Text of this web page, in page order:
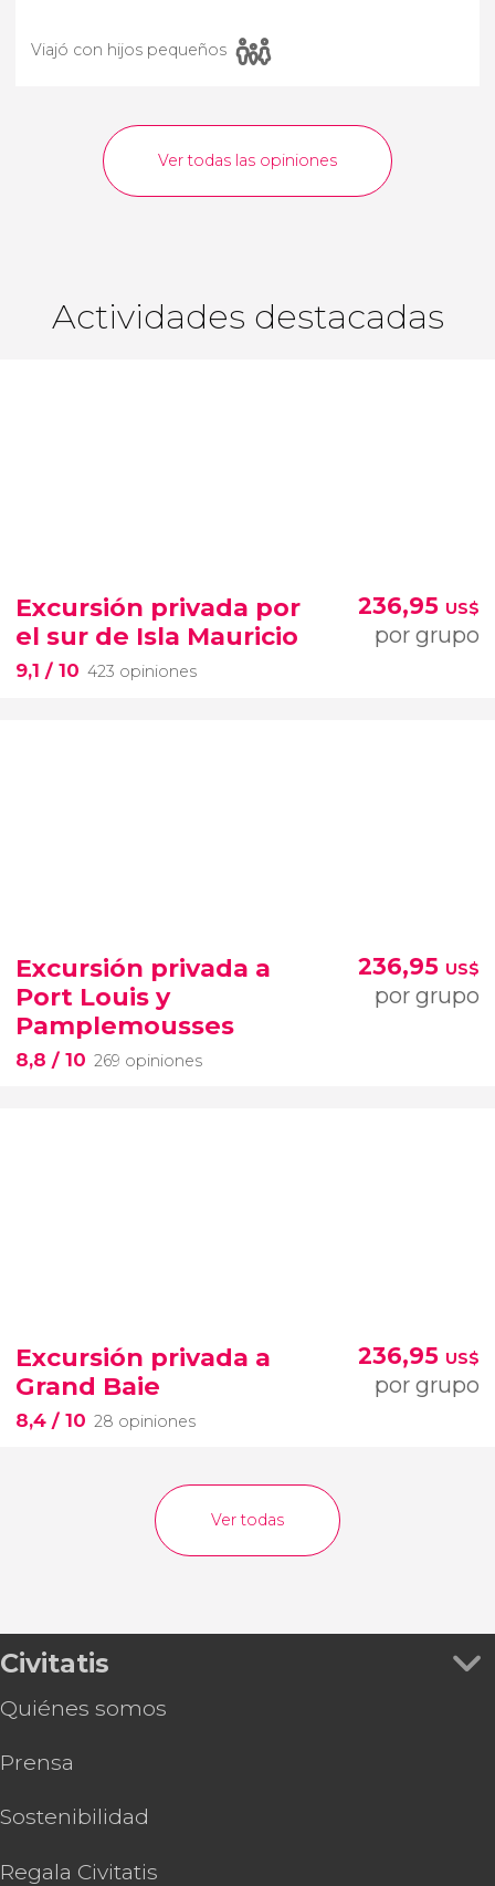
Viajó con hijos pequeños
Ver todas las opiniones
Actividades destacadas
Excursión privada por
el sur de Isla Mauricio
9,1 / 10 423 opiniones
236,95 US$
por grupo
Excursión privada a
Port Louis y
Pamplemousses
8,8 / 10 269 opiniones
236,95 US$
por grupo
Excursión privada a
Grand Baie
8,4 / 10 28 opiniones
236,95 US$
por grupo
Ver todas
Civitatis
Quiénes somos
Prensa
Sostenibilidad
Regala Civitatis